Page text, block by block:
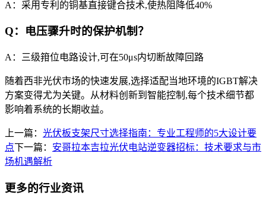
A：采用专利的铜基直接键合技术,使热阻降低40%
Q：电压骤升时的保护机制？
A：三级箝位电路设计,可在50μs内切断故障回路
随着西非光伏市场的快速发展,选择适配当地环境的IGBT解决
方案变得尤为关键。从材料创新到智能控制,每个技术细节都
影响着系统的长期收益。
上一篇： 光伏板支架尺寸选择指南：专业工程师的5大设计要
点下一篇： 安哥拉本吉拉光伏电站逆变器招标：技术要求与市
场机遇解析
更多的行业资讯